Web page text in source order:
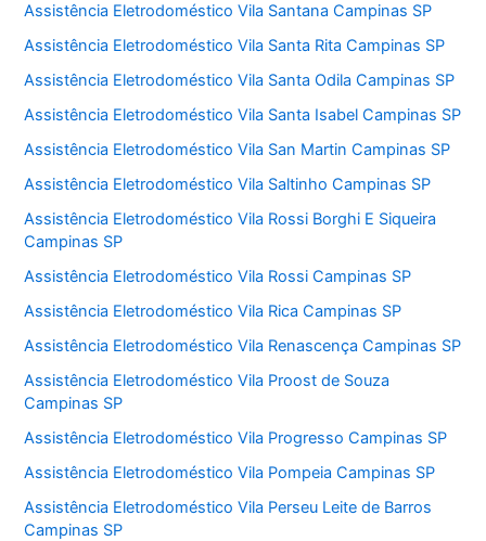
Assistência Eletrodoméstico Vila Santana Campinas SP
Assistência Eletrodoméstico Vila Santa Rita Campinas SP
Assistência Eletrodoméstico Vila Santa Odila Campinas SP
Assistência Eletrodoméstico Vila Santa Isabel Campinas SP
Assistência Eletrodoméstico Vila San Martin Campinas SP
Assistência Eletrodoméstico Vila Saltinho Campinas SP
Assistência Eletrodoméstico Vila Rossi Borghi E Siqueira
Campinas SP
Assistência Eletrodoméstico Vila Rossi Campinas SP
Assistência Eletrodoméstico Vila Rica Campinas SP
Assistência Eletrodoméstico Vila Renascença Campinas SP
Assistência Eletrodoméstico Vila Proost de Souza
Campinas SP
Assistência Eletrodoméstico Vila Progresso Campinas SP
Assistência Eletrodoméstico Vila Pompeia Campinas SP
Assistência Eletrodoméstico Vila Perseu Leite de Barros
Campinas SP